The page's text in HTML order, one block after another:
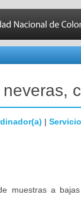
|
muestras a